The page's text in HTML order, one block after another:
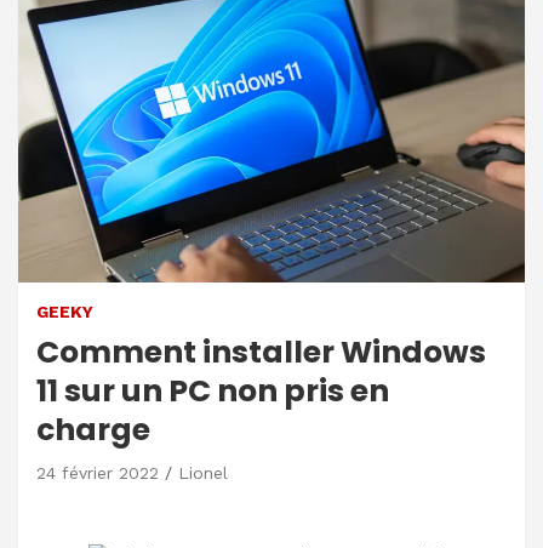
GEEKY
Comment installer Windows
11 sur un PC non pris en
charge
24 février 2022 Lionel